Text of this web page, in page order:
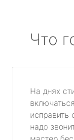
Что
На днях
надо